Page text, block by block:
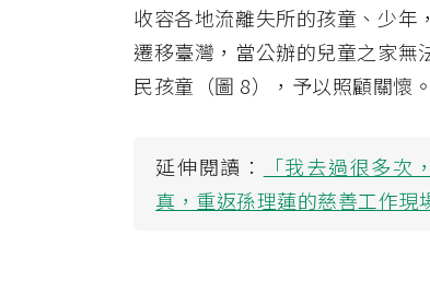
收容各地流離失所的孩童、少年
遷移臺灣，當公辦的兒童之家無
民孩童（圖 8），予以照顧關懷。
延伸閱讀：
「我去過很多
真，重返孫理蓮的慈善工作現